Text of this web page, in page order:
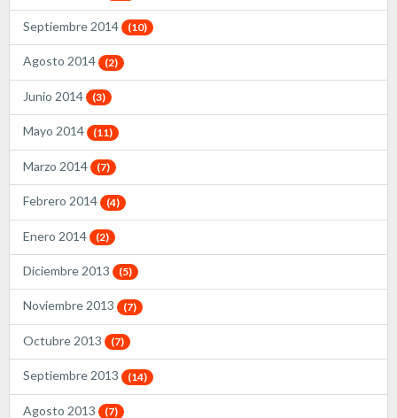
Septiembre 2014 (10)
Agosto 2014 (2)
Junio 2014 (3)
Mayo 2014 (11)
Marzo 2014 (7)
Febrero 2014 (4)
Enero 2014 (2)
Diciembre 2013 (5)
Noviembre 2013 (7)
Octubre 2013 (7)
Septiembre 2013 (14)
Agosto 2013 (7)